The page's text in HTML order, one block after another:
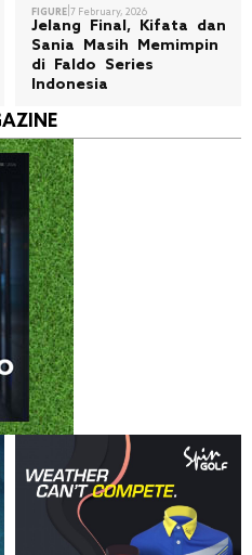
FIGURE|7 February, 2026
Jelang Final, Kifata dan
Sania Masih Memimpin
di Faldo Series
Indonesia